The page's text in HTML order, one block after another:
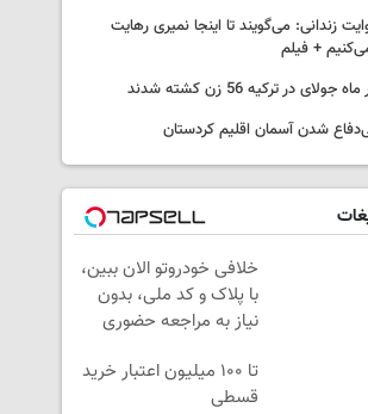
زندانی: می‌گویند تا اینجا نمیری رهایت
+ فیلم
جولای در ترکیه 56 زن کشته شدند
شدن آسمان اقلیم کردستان
خلافی خودروتو الان ببین،
با پلاک و کد ملی، بدون
نیاز به مراجعه حضوری
تا ۱۰۰ میلیون اعتبار خرید
قسطی